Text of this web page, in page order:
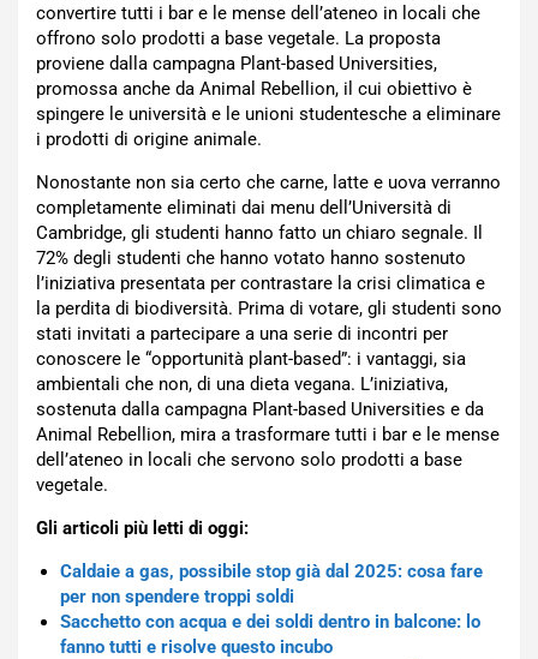
convertire tutti i bar e le mense dell’ateneo in locali che
offrono solo prodotti a base vegetale. La proposta
proviene dalla campagna Plant-based Universities,
promossa anche da Animal Rebellion, il cui obiettivo è
spingere le università e le unioni studentesche a eliminare
i prodotti di origine animale.
Nonostante non sia certo che carne, latte e uova verranno
completamente eliminati dai menu dell’Università di
Cambridge, gli studenti hanno fatto un chiaro segnale. Il
72% degli studenti che hanno votato hanno sostenuto
l’iniziativa presentata per contrastare la crisi climatica e
la perdita di biodiversità. Prima di votare, gli studenti sono
stati invitati a partecipare a una serie di incontri per
conoscere le “opportunità plant-based”: i vantaggi, sia
ambientali che non, di una dieta vegana. L’iniziativa,
sostenuta dalla campagna Plant-based Universities e da
Animal Rebellion, mira a trasformare tutti i bar e le mense
dell’ateneo in locali che servono solo prodotti a base
vegetale.
Gli articoli più letti di oggi:
Caldaie a gas, possibile stop già dal 2025: cosa fare
per non spendere troppi soldi
Sacchetto con acqua e dei soldi dentro in balcone: lo
fanno tutti e risolve questo incubo